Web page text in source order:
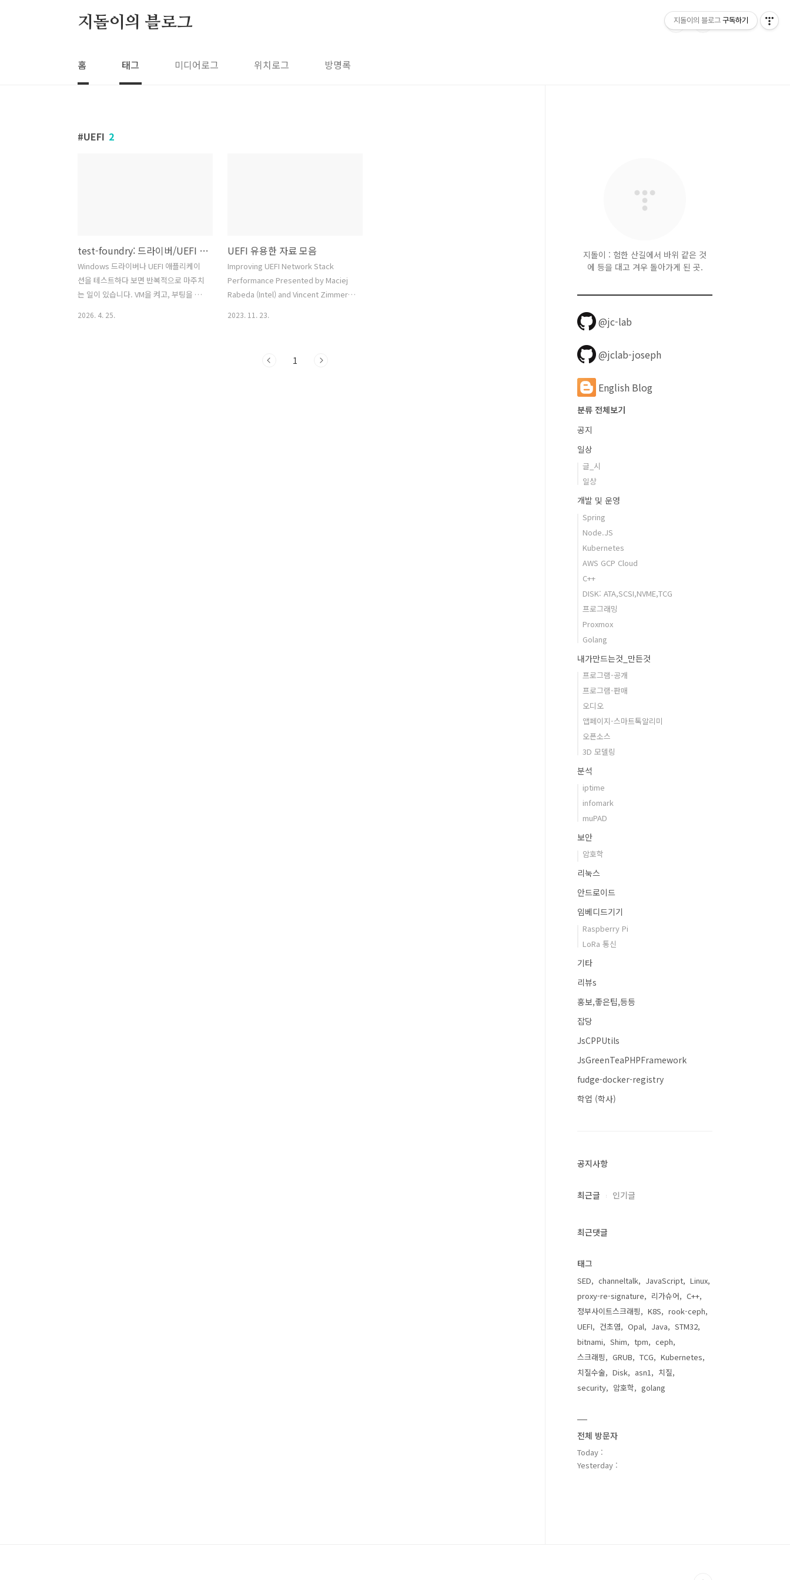
지돌이의 블로그
홈 태그 미디어로그 위치로그 방명록
UEFI 2
test-foundry: 드라이버/UEFI 테스트 자동화
Windows 드라이버나 UEFI 애플리케이
션을 테스트하다 보면 반복적으로 마주치
는 일이 있습니다. VM을 켜고, 부팅을 기
2026. 4. 25.
UEFI 유용한 자료 모음
Improving UEFI Network Stack
Performance Presented by Maciej
Rabeda (Intel) and Vincent Zimmer
https://uefi.org/sites/default/files/resources/7_Maciej%20Vincent_INTEL_network%20stack%20performance.pdf
2023. 11. 23.
1
지돌이 : 험한 산길에서 바위 같은 것
에 등을 대고 겨우 돌아가게 된 곳.
@jc-lab
@jclab-joseph
English Blog
분류 전체보기
공지
일상
글_시
일상
개발 및 운영
Spring
Node.JS
Kubernetes
AWS GCP Cloud
C++
DISK: ATA,SCSI,NVME,TCG
프로그래밍
Proxmox
Golang
내가만드는것_만든것
프로그램-공개
프로그램-판매
오디오
앱페이지-스마트톡알리미
오픈소스
3D 모델링
분석
iptime
infomark
muPAD
보안
암호학
리눅스
안드로이드
임베디드기기
Raspberry Pi
LoRa 통신
기타
리뷰s
홍보,좋은팁,등등
잡당
JsCPPUtils
JsGreenTeaPHPFramework
fudge-docker-registry
학업 (학사)
공지사항
최근글 인기글
최근댓글
태그
SED channeltalk JavaScript
Linux
proxy-re-signature
리가슈어
C++
정부사이트스크래핑
K8S
rook-ceph
UEFI
건초염 Opal Java
STM32
bitnami
Shim tpm
ceph
스크래핑
GRUB TCG
Kubernetes
치질수술
Disk asn1
치질
security
암호학 golang
전체 방문자
Today :
Yesterday :
지돌이의 블로그 구독하기